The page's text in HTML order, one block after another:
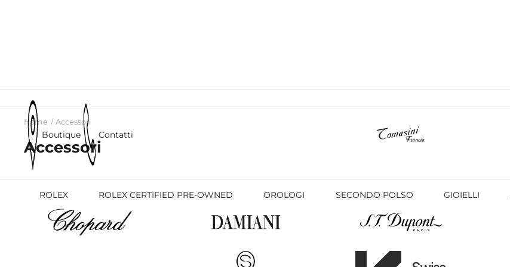
Boutique Contatti
ROLEX ROLEX CERTIFIED PRE-OWNED OROLOGI SECONDO POLSO GIOIELLI
Home Accessori
Accessori